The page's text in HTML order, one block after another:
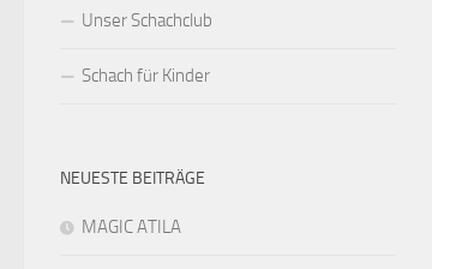
Unser Schachclub
Schach für Kinder
NEUESTE BEITRÄGE
MAGIC ATILA